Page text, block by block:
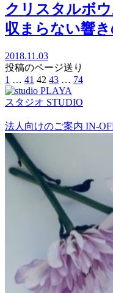
クリスタルボ
収まらない響き
2018.11.03
投稿のページ送り
1 … 41 42 43 … 74
スタジオ STUDIO
法人向けのご案内 IN-